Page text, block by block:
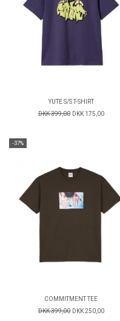
YUTE S/S T-SHIRT
DKK 399,00 DKK 175,00
-37%
COMMITMENT TEE
DKK 399,00 DKK 250,00